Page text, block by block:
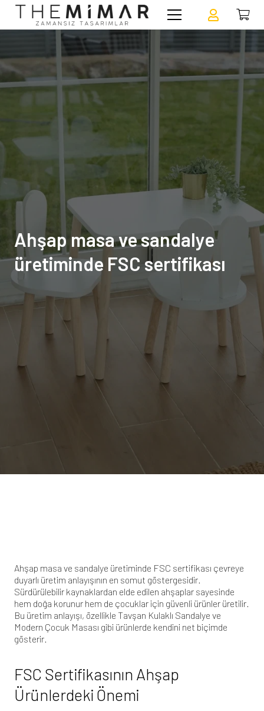
Ahşap masa ve sandalye
üretiminde FSC sertifikası
Ahşap masa ve sandalye üretiminde FSC sertifikası çevreye
duyarlı üretim anlayışının en somut göstergesidir.
Sürdürülebilir kaynaklardan elde edilen ahşaplar sayesinde
hem doğa korunur hem de çocuklar için güvenli ürünler üretilir.
Bu üretim anlayışı, özellikle Tavşan Kulaklı Sandalye ve
Modern Çocuk Masası gibi ürünlerde kendini net biçimde
gösterir.
FSC Sertifikasının Ahşap
Ürünlerdeki Önemi